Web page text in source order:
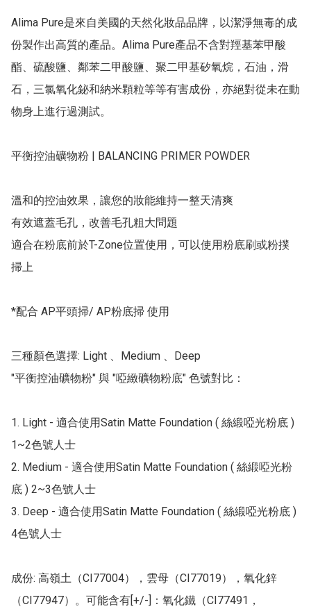
Alima Pure是來自美國的天然化妝品品牌，以潔淨無毒的成
份製作出高質的產品。Alima Pure產品不含對羥基苯甲酸
酯、硫酸鹽、鄰苯二甲酸鹽、聚二甲基矽氧烷，石油，滑
石，三氯氧化鉍和納米顆粒等等有害成份，亦絕對從未在動
物身上進行過測試。
平衡控油礦物粉 | BALANCING PRIMER POWDER
溫和的控油效果，讓您的妝能維持一整天清爽
有效遮蓋毛孔，改善毛孔粗大問題
適合在粉底前於T-Zone位置使用，可以使用粉底刷或粉撲
掃上
*配合 AP平頭掃/ AP粉底掃 使用
三種顏色選擇: Light 、Medium 、Deep
"平衡控油礦物粉" 與 "啞緻礦物粉底" 色號對比：
1. Light - 適合使用Satin Matte Foundation ( 絲緞啞光粉底 )
1~2色號人士
2. Medium - 適合使用Satin Matte Foundation ( 絲緞啞光粉
底 ) 2~3色號人士
3. Deep - 適合使用Satin Matte Foundation ( 絲緞啞光粉底 )
4色號人士
成份: 高嶺土（CI77004），雲母（CI77019），氧化鋅
（CI77947）。可能含有[+/-]：氧化鐵（CI77491，